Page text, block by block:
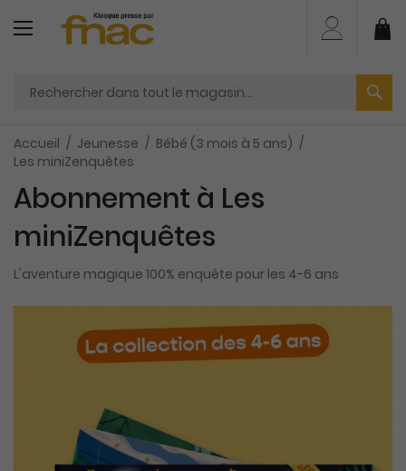
contenu
Accueil Jeunesse
Bébé (3 mois à 5 ans)
Les miniZenquêtes
Abonnement à Les
miniZenquêtes
L'aventure magique 100% enquête pour les 4-6 ans